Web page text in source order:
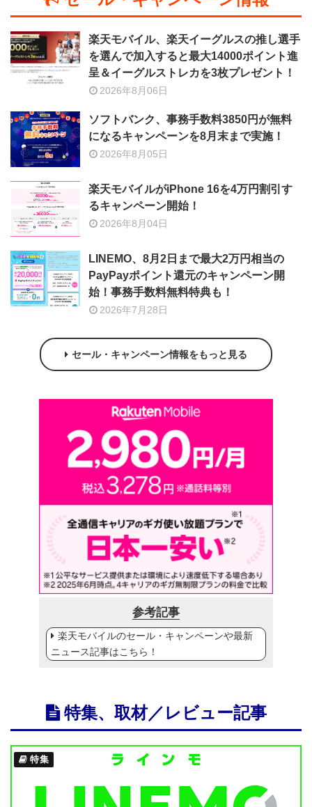
楽天モバイル、楽天イーグルスの推し選手
を選んで加入すると最大14000ポイント進
呈＆イーグルストレカを3枚プレゼント！
2026年8月06日
ソフトバンク、事務手数料3850円が無料
になるキャンペーンを8月末まで実施！
2026年8月05日
楽天モバイルがiPhone 16を4万円割引す
るキャンペーン開始！
2026年8月04日
LINEMO、8月2日まで最大2万円相当の
PayPayポイント還元のキャンペーン開
始！事務手数料無料特典も！
2026年7月28日
セール・キャンペーン情報をもっと見る
参考記事
楽天モバイルのセール・キャンペーンや最新
ニュース記事はこちら！
特集、取材／レビュー記事
特集